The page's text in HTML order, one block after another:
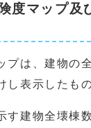
度マップ及
は、建物の
し表示したも
建物全壊棟